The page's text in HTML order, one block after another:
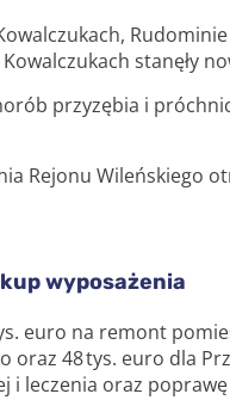
stanęły
przyzębia i
Rejonu Wileńskiego
wyposażenia
euro na remont
oraz 48 tys. euro dla
i leczenia oraz